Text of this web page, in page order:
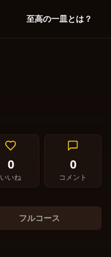
至高の一皿とは？
0
いいね
0
コメント
フルコース